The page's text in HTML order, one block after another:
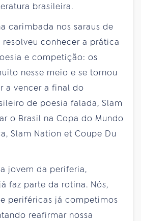
brasileira.
carimbada nos saraus de
conhecer a prática
e competição: os
nesse meio e se tornou
a vencer a final do
de poesia falada, Slam
o Brasil na Copa do Mundo
Slam Nation et Coupe Du
jovem da periferia,
faz parte da rotina. Nós,
periféricas já competimos
reafirmar nossa